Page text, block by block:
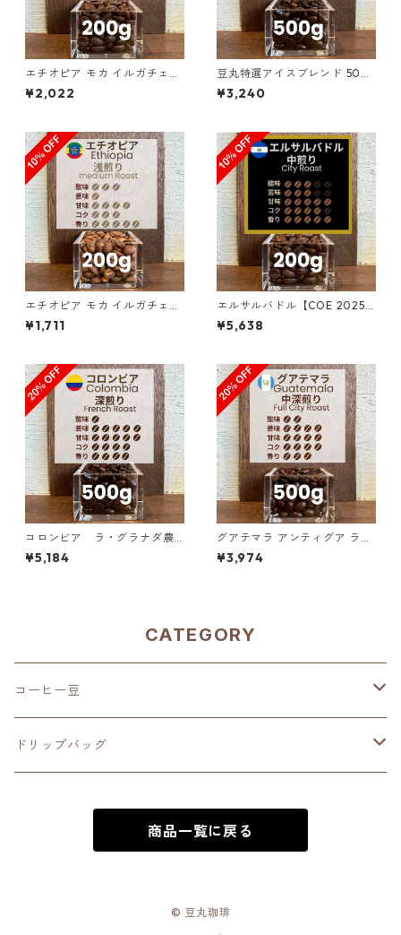
エチオピア モカ イルガチェフ
ェ G1 チェルチェレ ナチュラ
ル 200g（100g単価の10%O
¥2,022
豆丸特選アイスブレンド 500
g（100g単価の20%OFF）
¥3,240
エチオピア モカ イルガチェフ
ェ G1 ゲデブ ハロベリティ 20
0g（100g単価の10%OFF）
¥1,711
エルサルバドル【COE 2025 8
位】ロス・ナランホス農園 ナ
チュラル・アナエロビック20
¥5,638
コロンビア ラ・グラナダ農
園 ピンクブルボン ダークベリ
ー 500g（100g単価の20%O
¥5,184
グアテマラ アンティグア ラ
ス・ヌベス農園 レッドブルボ
ン100％／500g（100g単価
¥3,974
CATEGORY
コーヒー豆
深煎り（French Roast）
中煎り（City Roast）
ドリップバッグ
中深煎り（Full City Roast）
商品一覧に戻る
© 豆丸珈琲